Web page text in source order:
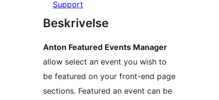
Support
Beskrivelse
Anton Featured Events Manager
allow select an event you wish to
be featured on your front-end page
sections. Featured an event can be